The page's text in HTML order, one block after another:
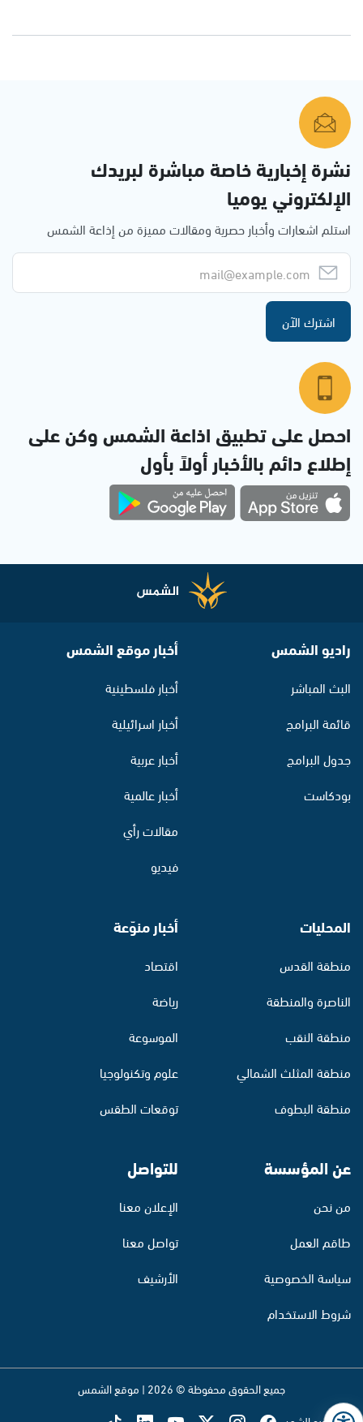
نشرة إخبارية خاصة مباشرة لبريدك
الإلكتروني يوميا
استلم اشعارات وأخبار حصرية ومقالات مميزة من إذاعة الشمس
اشترك الآن
احصل على تطبيق اذاعة الشمس وكن على
إطلاع دائم بالأخبار أولاً بأول
راديو الشمس
البث المباشر
قائمة البرامج
جدول البرامج
بودكاست
أخبار موقع الشمس
أخبار فلسطينية
أخبار اسرائيلية
أخبار عربية
أخبار عالمية
مقالات رأي
فيديو
المحليات
منطقة القدس
الناصرة والمنطقة
منطقة النقب
منطقة المثلث الشمالي
منطقة البطوف
أخبار منوّعة
اقتصاد
رياضة
الموسوعة
علوم وتكنولوجيا
توقعات الطقس
عن المؤسسة
من نحن
طاقم العمل
سياسة الخصوصية
شروط الاستخدام
للتواصل
الإعلان معنا
تواصل معنا
الأرشيف
جميع الحقوق محفوظة © 2026 | موقع الشمس